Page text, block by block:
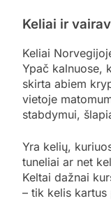
Keliai ir
Keliai
Ypač kalnuose,
skirta abiem
vietoje
stabdymui,
Yra kelių,
tuneliai ar net
Keltai dažnai
– tik kelis kartus